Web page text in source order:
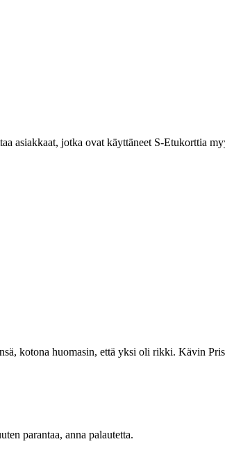
asiakkaat, jotka ovat käyttäneet S-Etukorttia
kotona huomasin, että yksi oli rikki. Kävin
parantaa, anna palautetta.